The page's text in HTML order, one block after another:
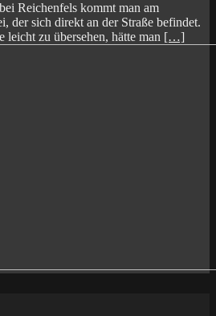
Reichenfels kommt man am
der sich direkt an der Straße befindet.
leicht zu übersehen, hätte man […]